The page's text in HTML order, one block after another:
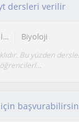
dersleri verilir
Biyoloji
Bu yüzden